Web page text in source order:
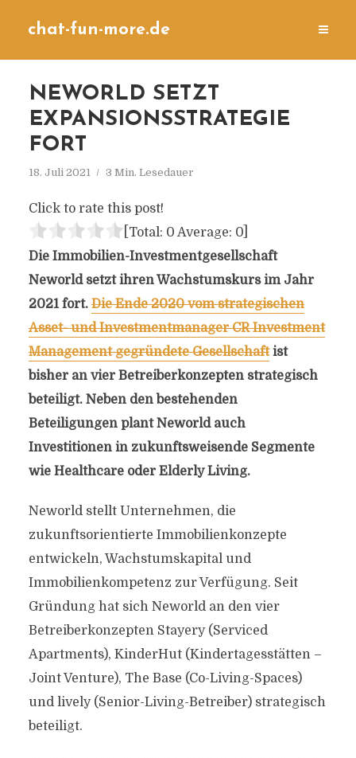
chat-fun-more.de
NEWORLD SETZT
EXPANSIONSSTRATEGIE
FORT
18. Juli 2021 3 Min. Lesedauer
Click to rate this post!
[Total: 0 Average: 0]
Die Immobilien-Investmentgesellschaft
Neworld setzt ihren Wachstumskurs im Jahr
2021 fort.Die Ende 2020 vom strategischen
Asset- und Investmentmanager CR Investment
Management gegründete Gesellschaftist
bisher an vier Betreiberkonzepten strategisch
beteiligt. Neben den bestehenden
Beteiligungen plant Neworld auch
Investitionen in zukunftsweisende Segmente
wie Healthcare oder Elderly Living.
Neworld stellt Unternehmen, die
zukunftsorientierte Immobilienkonzepte
entwickeln, Wachstumskapital und
Immobilienkompetenz zur Verfügung. Seit
Gründung hat sich Neworld an den vier
Betreiberkonzepten Stayery (Serviced
Apartments), KinderHut (Kindertagesstätten –
Joint Venture), The Base (Co-Living-Spaces)
und lively (Senior-Living-Betreiber) strategisch
beteiligt.